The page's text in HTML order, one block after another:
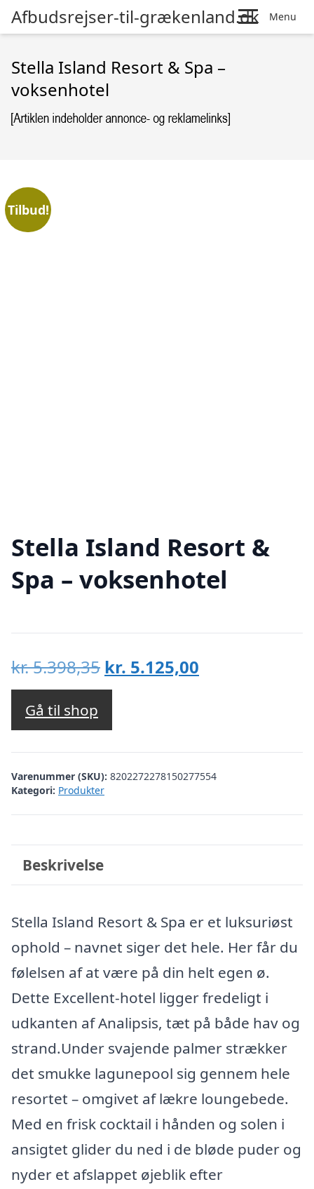
Afbudsrejser-til-grækenland.dk Menu
Stella Island Resort & Spa –
voksenhotel
Tilbud!
Stella Island Resort &
Spa – voksenhotel
kr.5.398,35 Den
oprindelige
var:
kr. 5.398,35.
kr. 5.125,00
kr. 5.125,00.
Gå til shop
Varenummer (SKU): 8202272278150277554
Kategori: Produkter
Beskrivelse
Stella Island Resort & Spa er et luksuriøst
ophold – navnet siger det hele. Her får du
følelsen af at være på din helt egen ø.
Dette Excellent-hotel ligger fredeligt i
udkanten af Analipsis, tæt på både hav og
strand.Under svajende palmer strækker
det smukke lagunepool sig gennem hele
resortet – omgivet af lækre loungebede.
Med en frisk cocktail i hånden og solen i
ansigtet glider du ned i de bløde puder og
nyder et afslappet øjeblik efter